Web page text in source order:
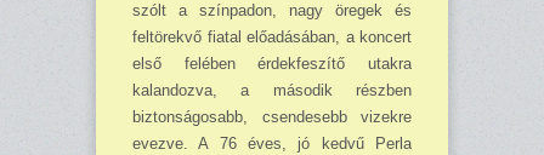
szólt a színpadon, nagy öregek és
feltörekvő fiatal előadásában, a koncert
első felében érdekfeszítő utakra
kalandozva, a második részben
biztonságosabb, csendesebb vizekre
evezve. A 76 éves, jó kedvű Perla